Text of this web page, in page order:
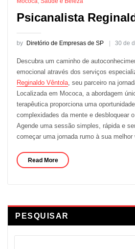
Psicanalista
by Diretório de Empresas de SP 30 de
Descubra um caminho de
emocional através dos serviços
Reginaldo Vêntola, seu parceiro na
Localizada em Mococa, a abordagem
terapêutica proporciona uma
complexidades da mente e desbloquear
Agende uma sessão simples, rápida e
começar uma jornada rumo à sua melhor
Read More
PESQUISAR